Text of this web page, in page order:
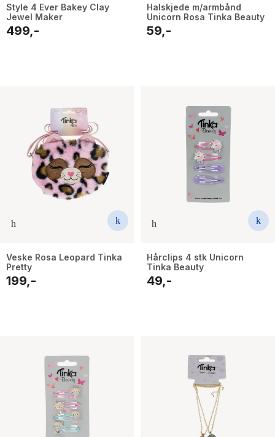
Style 4 Ever Bakey Clay
Jewel Maker
499,-
Halskjede m/armbånd
Unicorn Rosa Tinka Beauty
59,-
Veske Rosa Leopard Tinka
Pretty
199,-
Hårclips 4 stk Unicorn
Tinka Beauty
49,-